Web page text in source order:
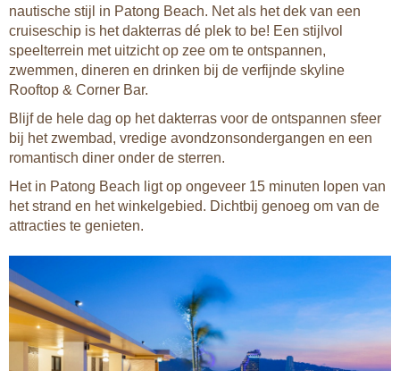
nautische stijl in Patong Beach. Net als het dek van een
cruiseschip is het dakterras dé plek to be! Een stijlvol
speelterrein met uitzicht op zee om te ontspannen,
zwemmen, dineren en drinken bij de verfijnde skyline
Rooftop & Corner Bar.
Blijf de hele dag op het dakterras voor de ontspannen sfeer
bij het zwembad, vredige avondzonsondergangen en een
romantisch diner onder de sterren.
Het in Patong Beach ligt op ongeveer 15 minuten lopen van
het strand en het winkelgebied. Dichtbij genoeg om van de
attracties te genieten.